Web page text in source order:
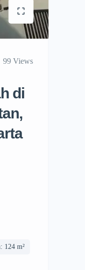
99 Views
di
124 m²